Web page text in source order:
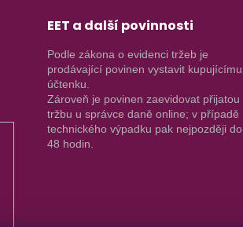
EET a další povinnosti
Podle zákona o evidenci tržeb je
prodávající povinen vystavit kupujícímu
účtenku.
Zároveň je povinen zaevidovat přijatou
tržbu u správce daně online; v případě
technického výpadku pak nejpozději do
48 hodin.